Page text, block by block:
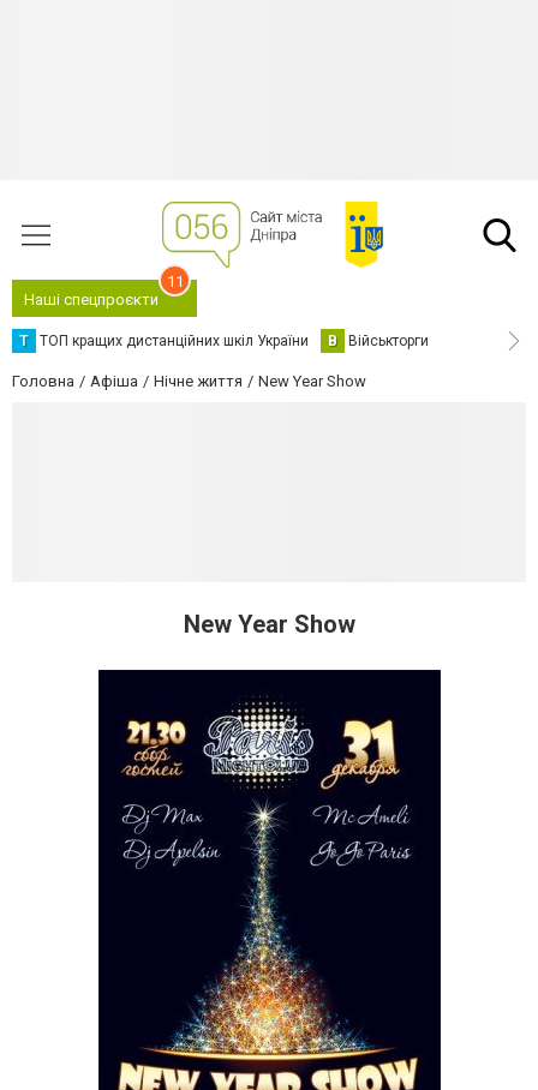
Наші спецпроєкти
11
Т ТОП кращих дистанційних шкіл України В Військторги
Головна Афіша Нічне життя New Year Show
New Year Show